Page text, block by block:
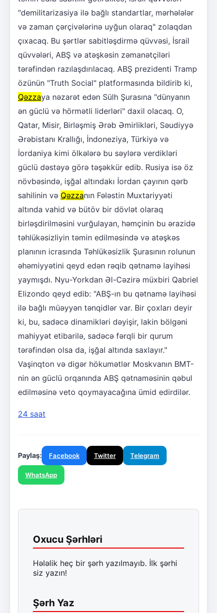
"demilitarizasiya ilə bağlı standartlar, mərhələlər
və zaman çərçivələrinə uyğun olaraq" zolaqdan
çıxacaq. Bu şərtlər sabitləşdirmə qüvvəsi, İsrail
qüvvələri, ABŞ və atəşkəsin zəmanətçiləri
tərəfindən razılaşdırılacaq. ABŞ prezidenti Tramp
özünün "Truth Social" platformasında bildirib ki,
Qəzzaya nəzarət edən Sülh Şurasına "dünyanın
ən güclü və hörmətli liderləri" daxil olacaq. O,
Qatar, Misir, Birləşmiş Ərəb Əmirlikləri, Səudiyyə
Ərəbistanı Krallığı, İndoneziya, Türkiyə və
İordaniya kimi ölkələrə bu səylərə verdikləri
güclü dəstəyə görə təşəkkür edib. Rusiya isə öz
növbəsində, işğal altındakı İordan çayının qərb
sahilinin və Qəzzanın Fələstin Muxtariyyəti
altında vahid və bütöv bir dövlət olaraq
birləşdirilməsini vurğulayan, həmçinin bu ərazidə
təhlükəsizliyin təmin edilməsində və atəşkəs
planının icrasında Təhlükəsizlik Şurasının rolunun
əhəmiyyətini qeyd edən rəqib qətnamə layihəsi
yaymışdı. Nyu-Yorkdan Əl-Cəzirə müxbiri Qabriel
Elizondo qeyd edib: "ABŞ-ın bu qətnamə layihəsi
ilə bağlı müəyyən tənqidlər var. Bir çoxları deyir
ki, bu, sadəcə dinamikləri dəyişir, lakin bölgəni
mahiyyət etibarilə, sadəcə fərqli bir qurum
tərəfindən olsa da, işğal altında saxlayır."
Vaşinqton və digər hökumətlər Moskvanın BMT-
nin ən güclü orqanında ABŞ qətnaməsinin qəbul
edilməsinə veto qoymayacağına ümid edirdilər.
24 saat
Paylaş: Facebook Twitter Telegram
WhatsApp
Oxucu Şərhləri
Hələlik heç bir şərh yazılmayıb. İlk şərhi
siz yazın!
Şərh Yaz